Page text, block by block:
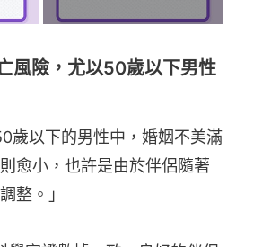
風險，尤以50歲以下男性
歲以下的男性中，婚姻不美滿
愈小，也許是由於伴侶隨著
整。」